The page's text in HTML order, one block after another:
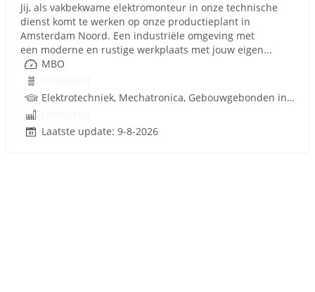
Jij, als vakbekwame elektromonteur in onze technische
dienst komt te werken op onze productieplant in
Amsterdam Noord. Een industriële omgeving met
een moderne en rustige werkplaats met jouw eigen...
MBO
Elektrotechniek, Mechatronica, Gebouwgebonden installaties
Laatste update: 9-8-2026